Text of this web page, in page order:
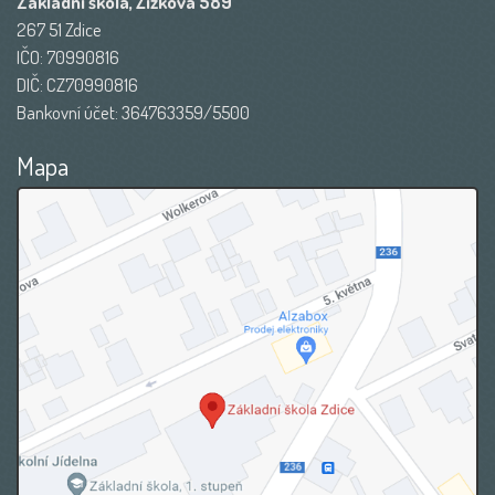
267 51 Zdice
IČO: 70990816
DIČ: CZ70990816
Bankovní účet: 364763359/5500
Mapa